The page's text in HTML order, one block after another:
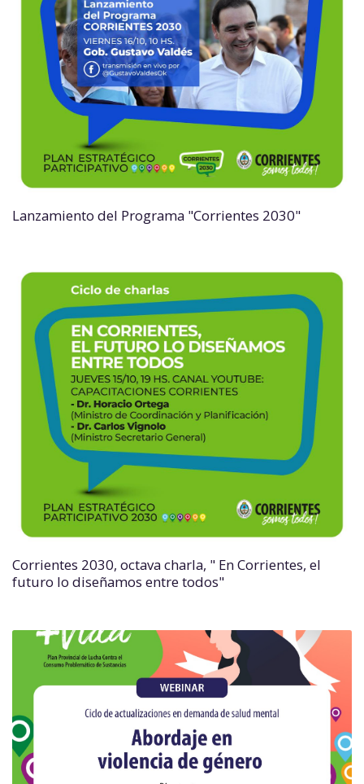
Lanzamiento del Programa "Corrientes 2030"
Corrientes 2030, octava charla, " En Corrientes, el
futuro lo diseñamos entre todos"